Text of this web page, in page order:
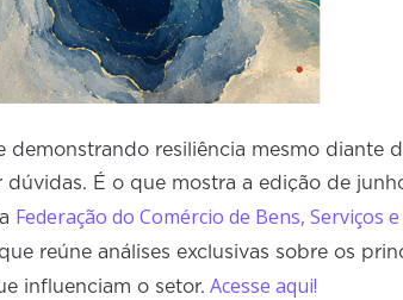
demonstrando resiliência mesmo diante
É o que mostra a edição de
Federação do Comércio de Bens, Serviços
reúne análises exclusivas sobre os
influenciam o setor. Acesse aqui!